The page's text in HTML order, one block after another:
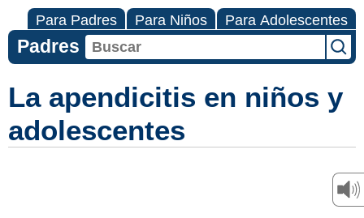
Para Padres Para Niños Para Adolescentes
Padres
La apendicitis en niños y
adolescentes